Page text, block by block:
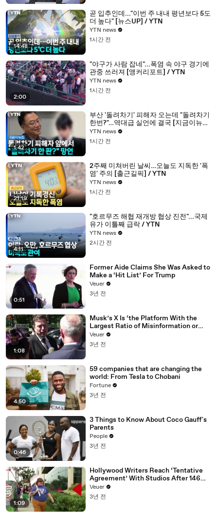
14:48
곧 입추인데..."이번 주 내내 평년보다 5도
더 높다" [뉴스UP] / YTN
YTN news
1시간 전
2:00
"야구가 사람 잡네"...폭염 속 야구 경기에
관중 쓰러져 [앵커리포트] / YTN
YTN news
1시간 전
1:42
부산 '돌려차기' 피해자 오는데 "돌려차기
한번?"…역대급 실언에 결국 [지금이뉴스]
/ YTN
YTN news
1시간 전
21:19
2주째 미쳐버린 날씨…오늘도 지독한 '폭
염' 주의 [출근길픽] / YTN
YTN news
1시간 전
4:11
"호르무즈 해협 재개방 협상 진전"...국제
유가 이틀째 급락 / YTN
YTN news
2시간 전
0:51
Former Aide Claims She Was Asked to
Make a ‘Hit List’ For Trump
Veuer
3년 전
1:08
Musk’s X Is ‘the Platform With the
Largest Ratio of Misinformation or
Disinformation’ Amongst All Social
Media Platforms
Veuer
3년 전
4:50
59 companies that are changing the
world: From Tesla to Chobani
Fortune
3년 전
0:46
3 Things to Know About Coco Gauff's
Parents
People
3년 전
1:09
Hollywood Writers Reach ‘Tentative
Agreement’ With Studios After 146
Day Strike
Veuer
3년 전